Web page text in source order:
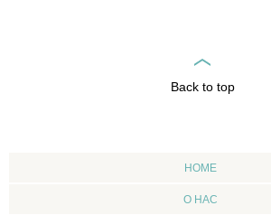
Back to top
HOME
О НАС